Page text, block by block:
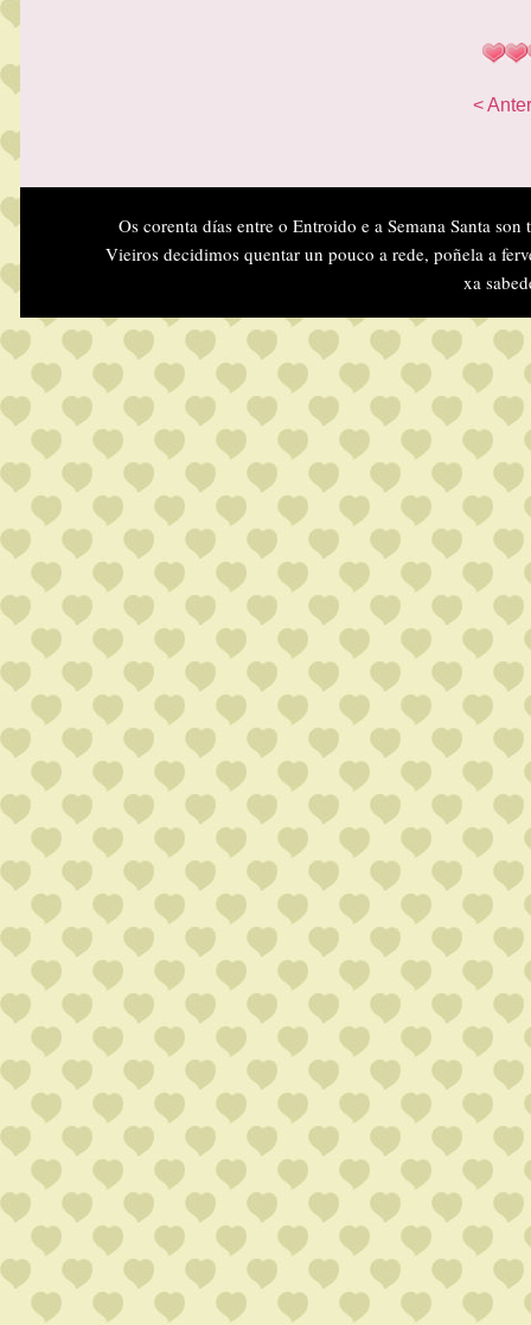
<
Os corenta días entre o Entroido e a Semana Santa
Vieiros decidimos quentar un pouco a rede, poñela a
xa